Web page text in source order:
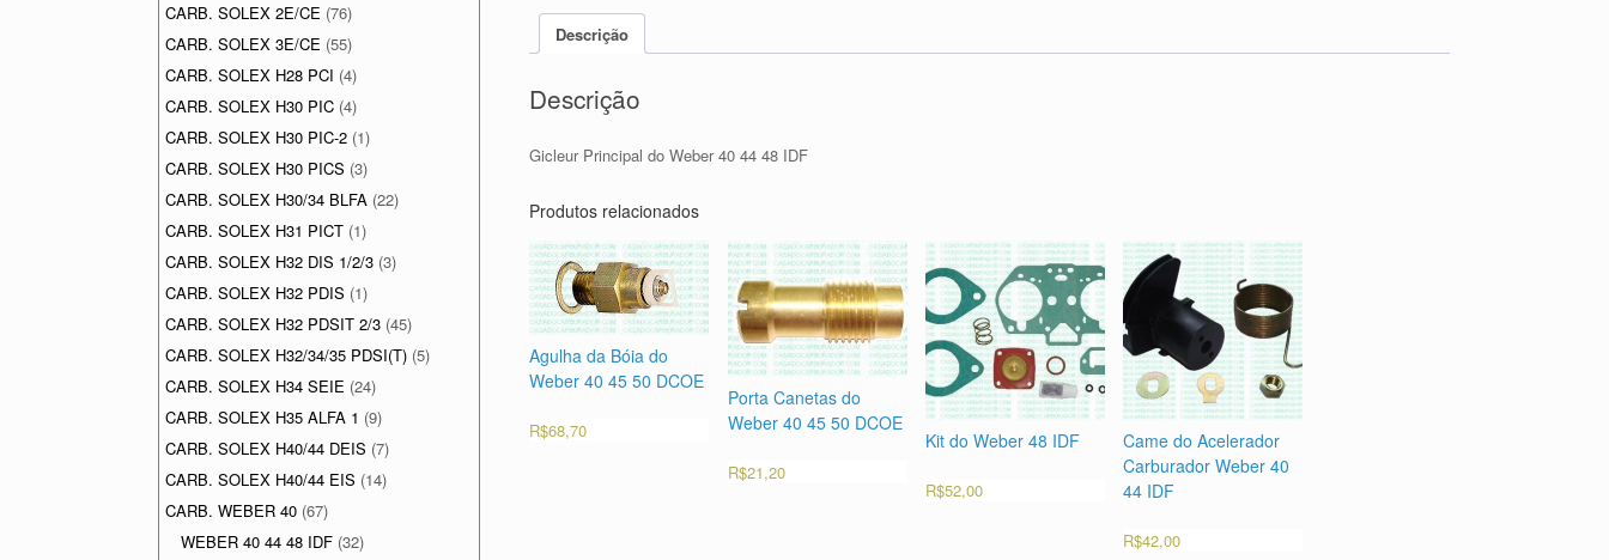
Descrição
Descrição
Gicleur Principal do Weber 40 44 48 IDF
Produtos relacionados
Agulha da Bóia do
Weber 40 45 50 DCOE
R$68,70
Porta Canetas do
Weber 40 45 50 DCOE
R$21,20
Kit do Weber 48 IDF
R$52,00
Came do Acelerador
Carburador Weber 40
44 IDF
R$42,00
CARB. SOLEX 2E/CE (76)
CARB. SOLEX 3E/CE (55)
CARB. SOLEX H28 PCI (4)
CARB. SOLEX H30 PIC (4)
CARB. SOLEX H30 PIC-2 (1)
CARB. SOLEX H30 PICS (3)
CARB. SOLEX H30/34 BLFA (22)
CARB. SOLEX H31 PICT (1)
CARB. SOLEX H32 DIS 1/2/3 (3)
CARB. SOLEX H32 PDIS (1)
CARB. SOLEX H32 PDSIT 2/3 (45)
CARB. SOLEX H32/34/35 PDSI(T) (5)
CARB. SOLEX H34 SEIE (24)
CARB. SOLEX H35 ALFA 1 (9)
CARB. SOLEX H40/44 DEIS (7)
CARB. SOLEX H40/44 EIS (14)
CARB. WEBER 40 (67)
WEBER 40 44 48 IDF (32)